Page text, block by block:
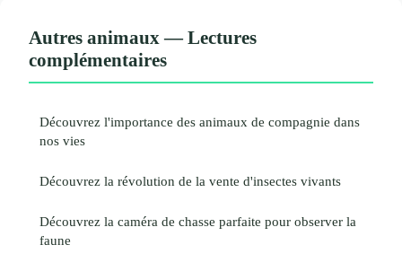
Autres animaux — Lectures
complémentaires
Découvrez l'importance des animaux de compagnie dans
nos vies
Découvrez la révolution de la vente d'insectes vivants
Découvrez la caméra de chasse parfaite pour observer la
faune